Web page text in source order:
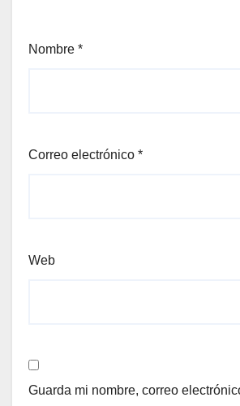
Nombre *
Correo electrónico *
Web
Guarda mi nombre, correo